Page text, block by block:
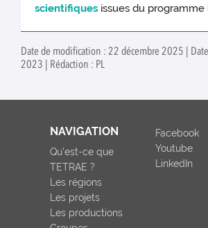
scientifiques issues du programme
Date de modification : 22 décembre 2025 |
2023 | Rédaction : PL
NAVIGATION
Qu'est-ce que
TETRAE ?
Les régions
Les projets
Les productions
Facebook
Youtube
LinkedIn